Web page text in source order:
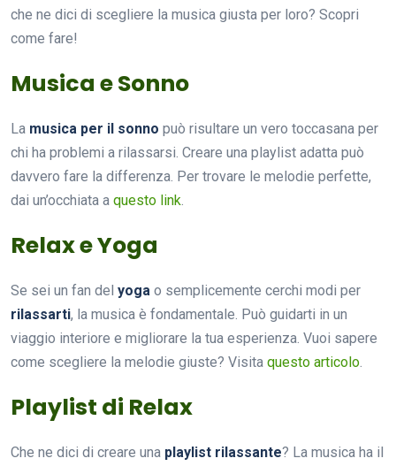
che ne dici di scegliere la musica giusta per loro? Scopri
come fare!
Musica e Sonno
La musica per il sonno può risultare un vero toccasana per
chi ha problemi a rilassarsi. Creare una playlist adatta può
davvero fare la differenza. Per trovare le melodie perfette,
dai un’occhiata a questo link.
Relax e Yoga
Se sei un fan del yoga o semplicemente cerchi modi per
rilassarti, la musica è fondamentale. Può guidarti in un
viaggio interiore e migliorare la tua esperienza. Vuoi sapere
come scegliere la melodie giuste? Visita questo articolo.
Playlist di Relax
Che ne dici di creare una playlist rilassante? La musica ha il